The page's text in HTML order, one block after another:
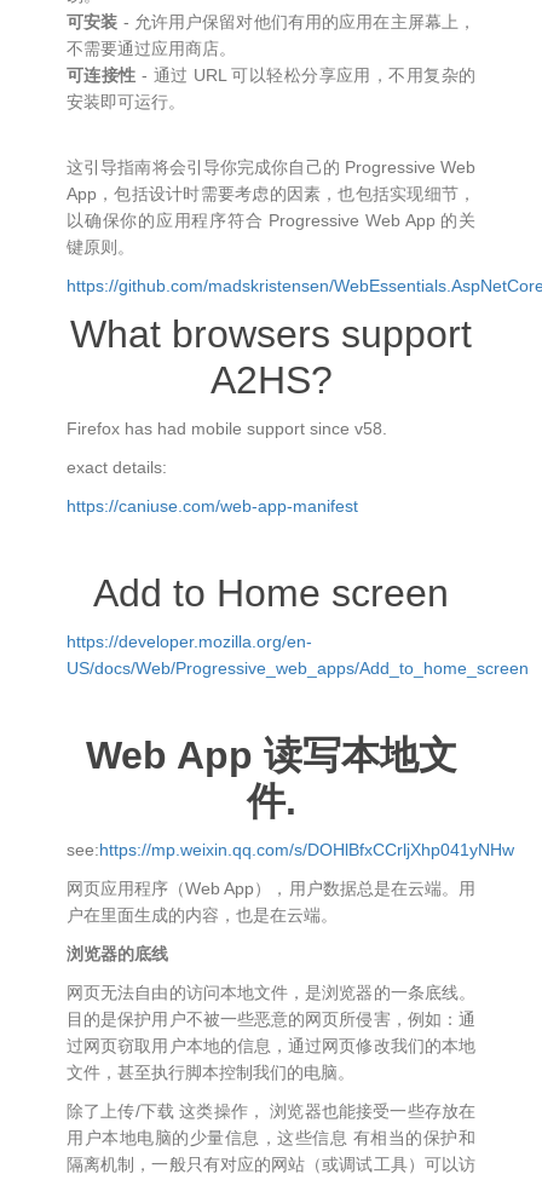
可安装 - 允许用户保留对他们有用的应用在主屏幕上，
不需要通过应用商店。
可连接性 - 通过 URL 可以轻松分享应用，不用复杂的
安装即可运行。
这引导指南将会引导你完成你自己的 Progressive Web
App，包括设计时需要考虑的因素，也包括实现细节，
以确保你的应用程序符合 Progressive Web App 的关
键原则。
https://github.com/madskristensen/
What browsers support
A2HS?
Firefox has had mobile support since v58.
exact details:
https://caniuse.com/web-app-manifest
Add to Home screen
https://developer.mozilla.org/en-
US/docs/Web/Progressive_web_apps/Add_to_home_screen
Web App 读写本地文
件.
see:https://mp.weixin.qq.com/s/DOHlBfxCCrljXhp041yNHw
网页应用程序（Web App），用户数据总是在云端。用
户在里面生成的内容，也是在云端。
浏览器的底线
网页无法自由的访问本地文件，是浏览器的一条底线。
目的是保护用户不被一些恶意的网页所侵害，例如：通
过网页窃取用户本地的信息，通过网页修改我们的本地
文件，甚至执行脚本控制我们的电脑。
除了上传/下载 这类操作， 浏览器也能接受一些存放在
用户本地电脑的少量信息，这些信息 有相当的保护和
隔离机制，一般只有对应的网站（或调试工具）可以访